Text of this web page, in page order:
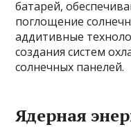
батарей,
поглощение
аддитивные
создания систем
солнечных панелей.
Ядерная